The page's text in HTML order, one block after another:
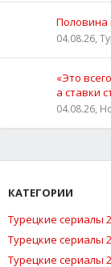
04.08.26,
«Это
а ставки
04.08.26,
КАТЕГОРИИ
Турецкие сериалы
Турецкие сериалы
Турецкие сериалы